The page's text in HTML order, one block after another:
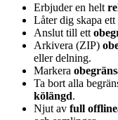
Erbjuder en helt
Låter dig skapa ett
Anslut till ett
Arkivera (ZIP)
eller delning.
Markera
Ta bort alla
kölängd.
Njut av full